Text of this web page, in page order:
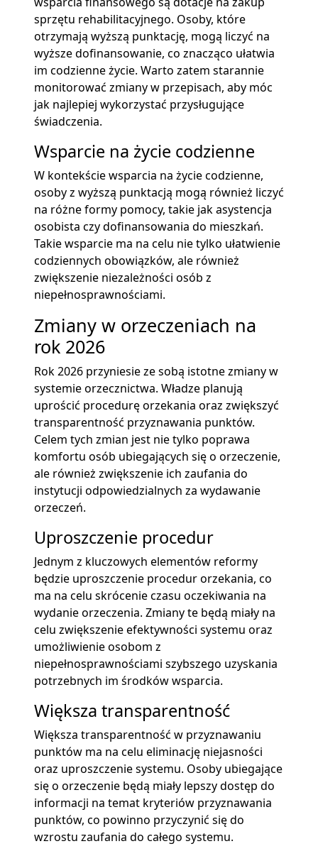
sprzętu rehabilitacyjnego. Osoby, które
otrzymają wyższą punktację, mogą liczyć na
wyższe dofinansowanie, co znacząco ułatwia
im codzienne życie. Warto zatem starannie
monitorować zmiany w przepisach, aby móc
jak najlepiej wykorzystać przysługujące
świadczenia.
Wsparcie na życie codzienne
W kontekście wsparcia na życie codzienne,
osoby z wyższą punktacją mogą również liczyć
na różne formy pomocy, takie jak asystencja
osobista czy dofinansowania do mieszkań.
Takie wsparcie ma na celu nie tylko ułatwienie
codziennych obowiązków, ale również
zwiększenie niezależności osób z
niepełnosprawnościami.
Zmiany w orzeczeniach na
rok 2026
Rok 2026 przyniesie ze sobą istotne zmiany w
systemie orzecznictwa. Władze planują
uprościć procedurę orzekania oraz zwiększyć
transparentność przyznawania punktów.
Celem tych zmian jest nie tylko poprawa
komfortu osób ubiegających się o orzeczenie,
ale również zwiększenie ich zaufania do
instytucji odpowiedzialnych za wydawanie
orzeczeń.
Uproszczenie procedur
Jednym z kluczowych elementów reformy
będzie uproszczenie procedur orzekania, co
ma na celu skrócenie czasu oczekiwania na
wydanie orzeczenia. Zmiany te będą miały na
celu zwiększenie efektywności systemu oraz
umożliwienie osobom z
niepełnosprawnościami szybszego uzyskania
potrzebnych im środków wsparcia.
Większa transparentność
Większa transparentność w przyznawaniu
punktów ma na celu eliminację niejasności
oraz uproszczenie systemu. Osoby ubiegające
się o orzeczenie będą miały lepszy dostęp do
informacji na temat kryteriów przyznawania
punktów, co powinno przyczynić się do
wzrostu zaufania do całego systemu.